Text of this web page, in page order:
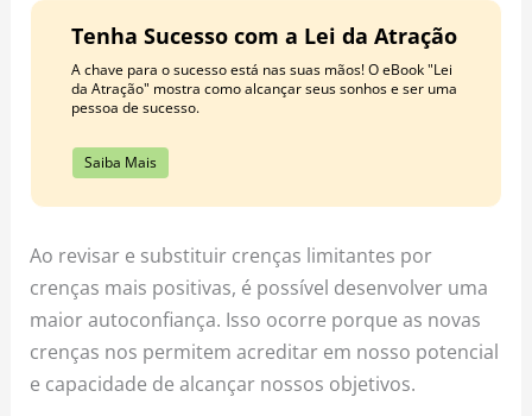
Tenha Sucesso com a Lei da Atração
A chave para o sucesso está nas suas mãos! O eBook "Lei
da Atração" mostra como alcançar seus sonhos e ser uma
pessoa de sucesso.
Saiba Mais
Ao revisar e substituir crenças limitantes por
crenças mais positivas, é possível desenvolver uma
maior autoconfiança. Isso ocorre porque as novas
crenças nos permitem acreditar em nosso potencial
e capacidade de alcançar nossos objetivos.